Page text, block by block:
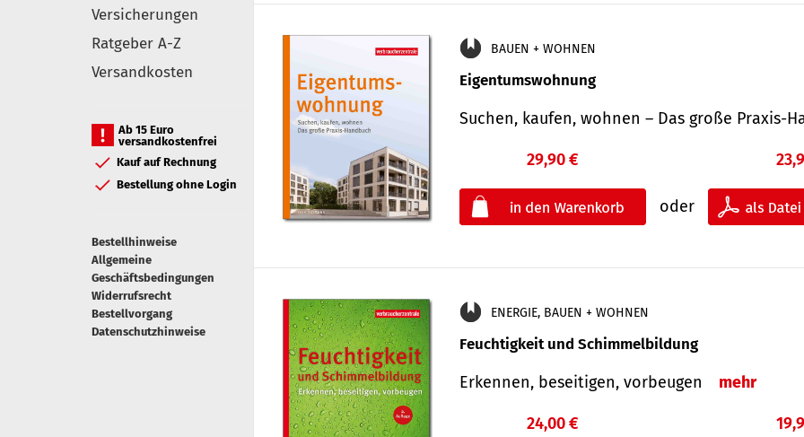
Versicherungen
Ratgeber A-Z
Versandkosten
Ab 15 Euro
versandkostenfrei
Kauf auf Rechnung
Bestellung ohne Login
Bestellhinweise
Allgemeine
Geschäftsbedingungen
Widerrufsrecht
Bestellvorgang
Datenschutzhinweise
BAUEN + WOHNEN
Eigentumswohnung
Suchen, kaufen, wohnen – Das große Praxis-
29,90 €
oder
ENERGIE, BAUEN + WOHNEN
Feuchtigkeit und Schimmelbildung
Erkennen, beseitigen, vorbeugen mehr
24,00 €